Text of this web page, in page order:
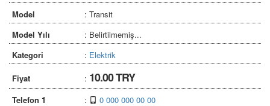
Model
: Transit
Model Yılı
: Belirtilmemiş...
Kategori
: Elektrik
Fiyat : 10.00 TRY
Telefon 1 : 0 000 000 00 00